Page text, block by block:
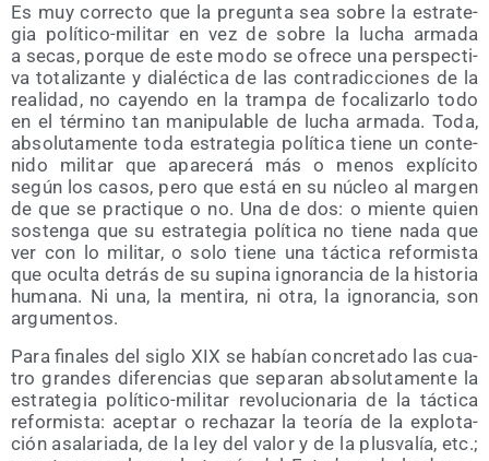
Es muy correc­to que la pre­gun­ta sea sobre la estra­te­
gia polí­ti­co-mili­tar en vez de sobre la lucha arma­da
a secas, por­que de este modo se ofre­ce una pers­pec­ti­
va tota­li­zan­te y dia­léc­ti­ca de las con­tra­dic­cio­nes de la
reali­dad, no cayen­do en la tram­pa de foca­li­zar­lo todo
en el tér­mino tan mani­pu­la­ble de lucha arma­da. Toda,
abso­lu­ta­men­te toda estra­te­gia polí­ti­ca tie­ne un con­te­
ni­do mili­tar que apa­re­ce­rá más o menos explí­ci­to
según los casos, pero que está en su núcleo al mar­gen
de que se prac­ti­que o no. Una de dos: o mien­te quien
sos­ten­ga que su estra­te­gia polí­ti­ca no tie­ne nada que
ver con lo mili­tar, o solo tie­ne una tác­ti­ca refor­mis­ta
que ocul­ta detrás de su supi­na igno­ran­cia de la his­to­ria
huma­na. Ni una, la men­ti­ra, ni otra, la igno­ran­cia, son
argumentos.
Para fina­les del siglo XIX se habían con­cre­ta­do las cua­
tro gran­des dife­ren­cias que sepa­ran abso­lu­ta­men­te la
estra­te­gia polí­ti­co-mili­tar revo­lu­cio­na­ria de la tác­ti­ca
refor­mis­ta: acep­tar o recha­zar la teo­ría de la explo­ta­
ción asa­la­ria­da, de la ley del valor y de la plus­va­lía, etc.;